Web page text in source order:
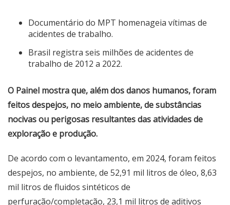
Documentário do MPT homenageia vítimas de
acidentes de trabalho.
Brasil registra seis milhões de acidentes de
trabalho de 2012 a 2022.
O Painel mostra que, além dos danos humanos, foram
feitos despejos, no meio ambiente, de substâncias
nocivas ou perigosas resultantes das atividades de
exploração e produção.
De acordo com o levantamento, em 2024, foram feitos
despejos, no ambiente, de 52,91 mil litros de óleo, 8,63
mil litros de fluidos sintéticos de
perfuração/completação, 23,1 mil litros de aditivos